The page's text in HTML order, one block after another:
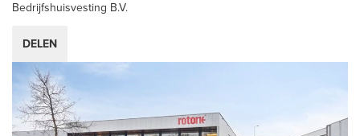
Bedrijfshuisvesting B.V.
DELEN